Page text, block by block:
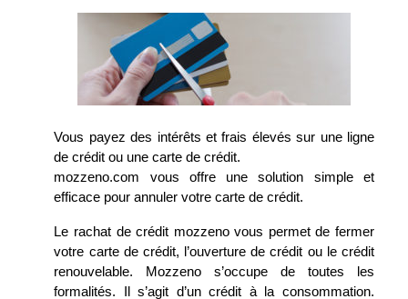
Vous payez des intérêts et frais élevés sur une ligne
de crédit ou une carte de crédit.
mozzeno.com vous offre une solution simple et
efficace pour annuler votre carte de crédit.
Le rachat de crédit mozzeno vous permet de fermer
votre carte de crédit, l’ouverture de crédit ou le crédit
renouvelable. Mozzeno s’occupe de toutes les
formalités. Il s’agit d’un crédit à la consommation.